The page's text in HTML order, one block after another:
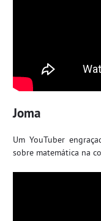
Joma
Um YouTuber
sobre matemática na